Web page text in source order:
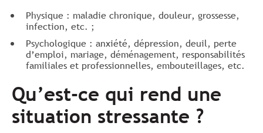
Physique : maladie chronique, douleur, grossesse,
infection, etc. ;
Psychologique : anxiété, dépression, deuil, perte
d’emploi, mariage, déménagement, responsabilités
familiales et professionnelles, embouteillages, etc.
Qu’est-ce qui rend une
situation stressante ?